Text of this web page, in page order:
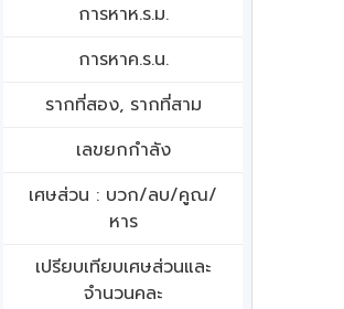
การหาห.ร.ม.
การหาค.ร.น.
รากที่สอง, รากที่สาม
เลขยกกำลัง
เศษส่วน : บวก/ลบ/คูณ/
หาร
เปรียบเทียบเศษส่วนและ
จำนวนคละ